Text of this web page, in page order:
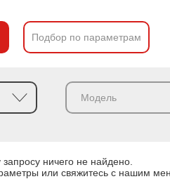
Подбор по параметрам
Модель
ничего не найдено.
или свяжитесь с нашим